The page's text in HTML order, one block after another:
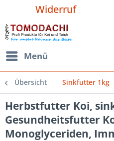
Widerruf
Menü
Übersicht Sinkfutter 1kg
Herbstfutter Koi,
Gesundheitsfutter
Monoglyceriden,